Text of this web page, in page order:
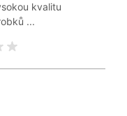
kvalitu
...